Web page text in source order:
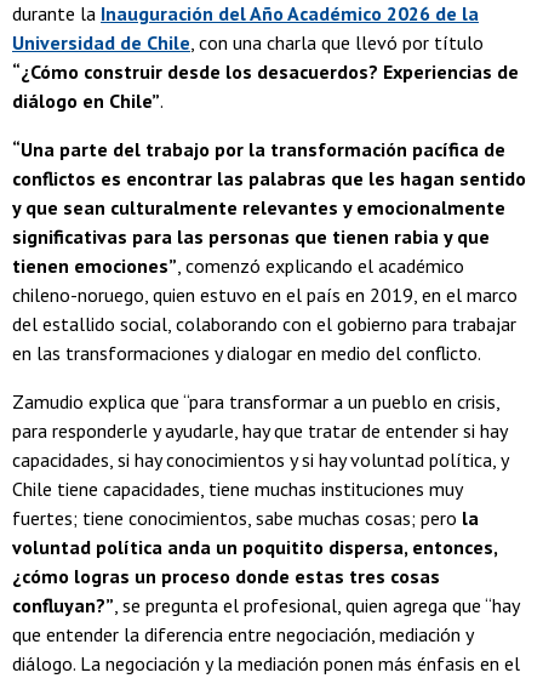
durante la Inauguración del Año Académico 2026 de la
Universidad de Chile, con una charla que llevó por título
“¿Cómo construir desde los desacuerdos? Experiencias de
diálogo en Chile”.
“Una parte del trabajo por la transformación pacífica de
conflictos es encontrar las palabras que les hagan sentido
y que sean culturalmente relevantes y emocionalmente
significativas para las personas que tienen rabia y que
tienen emociones”, comenzó explicando el académico
chileno-noruego, quien estuvo en el país en 2019, en el marco
del estallido social, colaborando con el gobierno para trabajar
en las transformaciones y dialogar en medio del conflicto.
Zamudio explica que “para transformar a un pueblo en crisis,
para responderle y ayudarle, hay que tratar de entender si hay
capacidades, si hay conocimientos y si hay voluntad política, y
Chile tiene capacidades, tiene muchas instituciones muy
fuertes; tiene conocimientos, sabe muchas cosas; pero la
voluntad política anda un poquitito dispersa, entonces,
¿cómo logras un proceso donde estas tres cosas
confluyan?”, se pregunta el profesional, quien agrega que “hay
que entender la diferencia entre negociación, mediación y
diálogo. La negociación y la mediación ponen más énfasis en el